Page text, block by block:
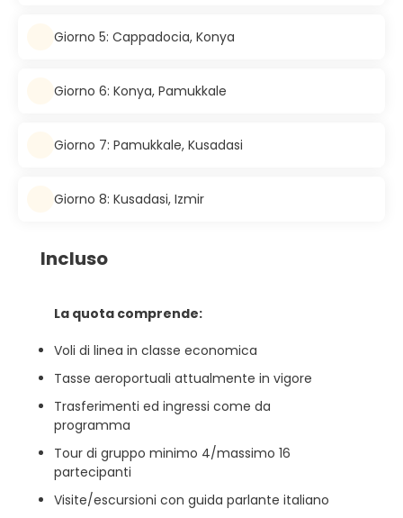
Giorno 5: Cappadocia, Konya
Giorno 6: Konya, Pamukkale
Giorno 7: Pamukkale, Kusadasi
Giorno 8: Kusadasi, Izmir
Incluso
La quota comprende:
Voli di linea in classe economica
Tasse aeroportuali attualmente in vigore
Trasferimenti ed ingressi come da
programma
Tour di gruppo minimo 4/massimo 16
partecipanti
Visite/escursioni con guida parlante italiano